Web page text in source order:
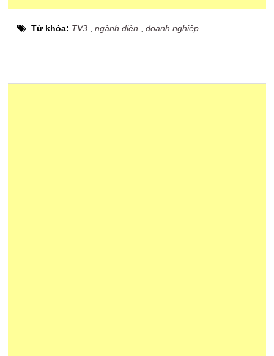
Từ khóa: TV3 ,ngành điện ,doanh nghiệp